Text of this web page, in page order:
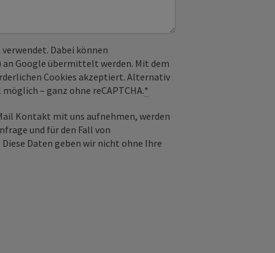
Dabei können
an Google übermittelt werden. Mit dem
Cookies akzeptiert. Alternativ
– ganz ohne reCAPTCHA.*
Kontakt mit uns aufnehmen, werden
und für den Fall von
Daten geben wir nicht ohne Ihre